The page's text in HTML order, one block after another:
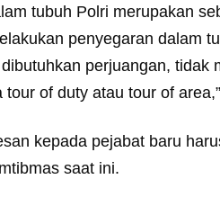
tubuh Polri merupakan
penyegaran dalam
perjuangan, tidak
tour of duty atau tour of
kepada pejabat baru
saat ini.